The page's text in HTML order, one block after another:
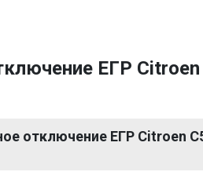
ЕГР Citroen
отключение ЕГР Citroen